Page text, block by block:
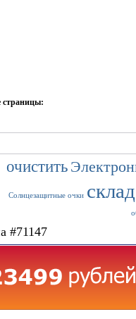
страницы:
очистить
Солнцезащитные очки склад
#71147